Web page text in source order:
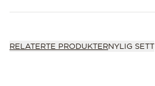
RELATERTE PRODUKTERNYLIG SETT